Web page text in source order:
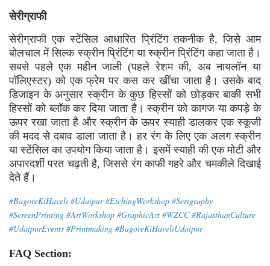
सेरीग्राफी
सेरीग्राफी एक स्टेंसिल आधारित प्रिंटिंग तकनीक है, जिसे आम
बोलचाल में सिल्क स्क्रीन प्रिंटिंग या स्क्रीन प्रिंटिंग कहा जाता है।
सबसे पहले एक महीन जाली (पहले रेशम की, अब नायलॉन या
पॉलिएस्टर) को एक फ्रेम पर कस कर खींचा जाता है। उसके बाद
डिजाइन के अनुसार स्क्रीन के कुछ हिस्सों को छोड़कर बाकी सभी
हिस्सों को ब्लॉक कर दिया जाता है। स्क्रीन को कागज या कपड़े के
ऊपर रखा जाता है और स्क्रीन के ऊपर स्याही डालकर एक स्कूजी
की मदद से दबाव डाला जाता है। हर रंग के लिए एक अलग स्क्रीन
या स्टेंसिल का उपयोग किया जाता है। इसमें स्याही की एक मोटी और
अपारदर्शी परत चढ़ती है, जिससे रंग काफी गहरे और चमकीले दिखाई
देते हैं।
#BagoreKiHaveli #Udaipur #EtchingWorkshop #Serigraphy
#ScreenPrinting #ArtWorkshop #GraphicArt #WZCC #RajasthanCulture
#UdaipurEvents #Printmaking #BagoreKiHaveliUdaipur
FAQ Section: